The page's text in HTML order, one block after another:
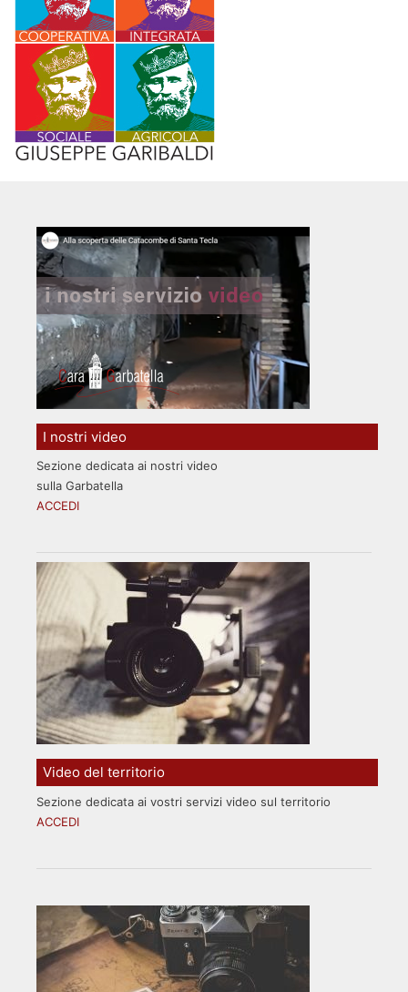
I nostri video
Sezione dedicata ai nostri video
sulla Garbatella
ACCEDI
Video del territorio
Sezione dedicata ai vostri servizi video sul territorio
ACCEDI